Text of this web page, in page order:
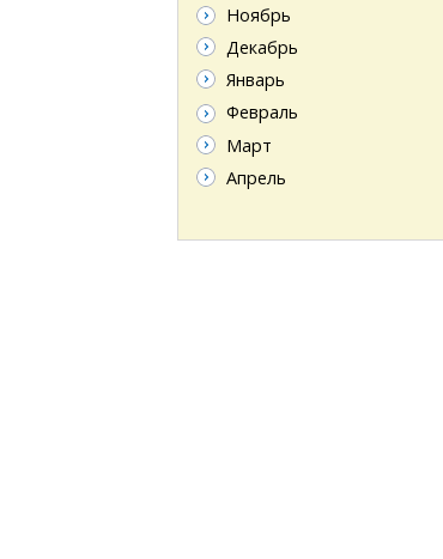
Ноябрь
Декабрь
Январь
Февраль
Март
Апрель